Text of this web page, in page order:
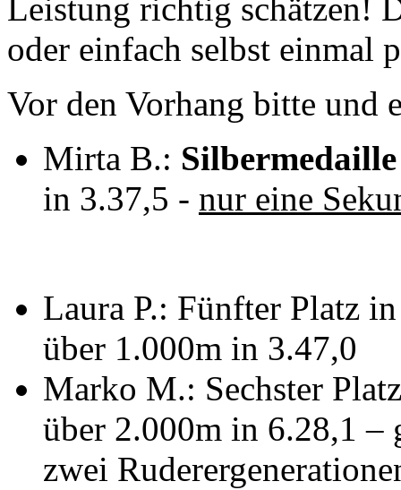
Leistung richtig schätzen!
oder einfach selbst einmal
Vor den Vorhang bitte und
Mirta B.: Silbermedaille
in 3.37,5 - nur eine
Laura P.: Fünfter Platz
über 1.000m in 3.47,0
Marko M.: Sechster
über 2.000m in 6.28,1 –
zwei